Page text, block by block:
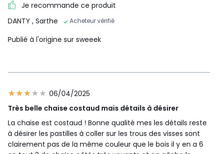
Je recommande ce produit
DANTY , Sarthe Acheteur vérifié
Publié à l'origine sur sweeek
06/04/2025
Très belle chaise costaud mais détails à désirer
La chaise est costaud ! Bonne qualité mes les détails reste
à désirer les pastilles à coller sur les trous des visses sont
clairement pas de la même couleur que le bois il y en a 6